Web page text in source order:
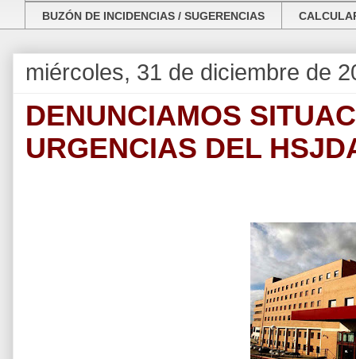
BUZÓN DE INCIDENCIAS / SUGERENCIAS
miércoles, 31 de diciembre de
DENUNCIAMOS
URGENCIAS DEL